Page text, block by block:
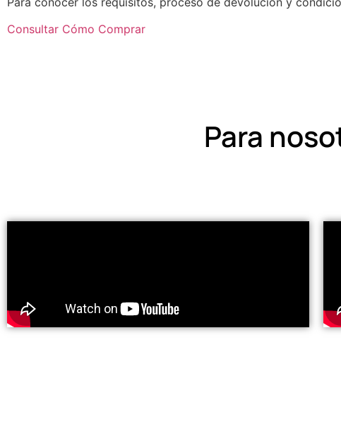
Consultar Cómo Comprar
Para